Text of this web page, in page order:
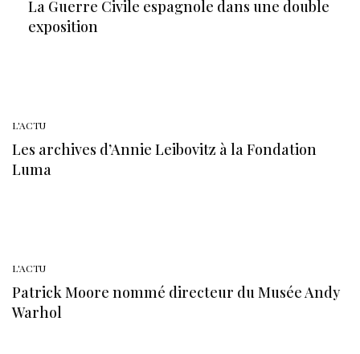
La Guerre Civile espagnole dans une double
exposition
L'ACTU
Les archives d’Annie Leibovitz à la Fondation
Luma
L'ACTU
Patrick Moore nommé directeur du Musée Andy
Warhol